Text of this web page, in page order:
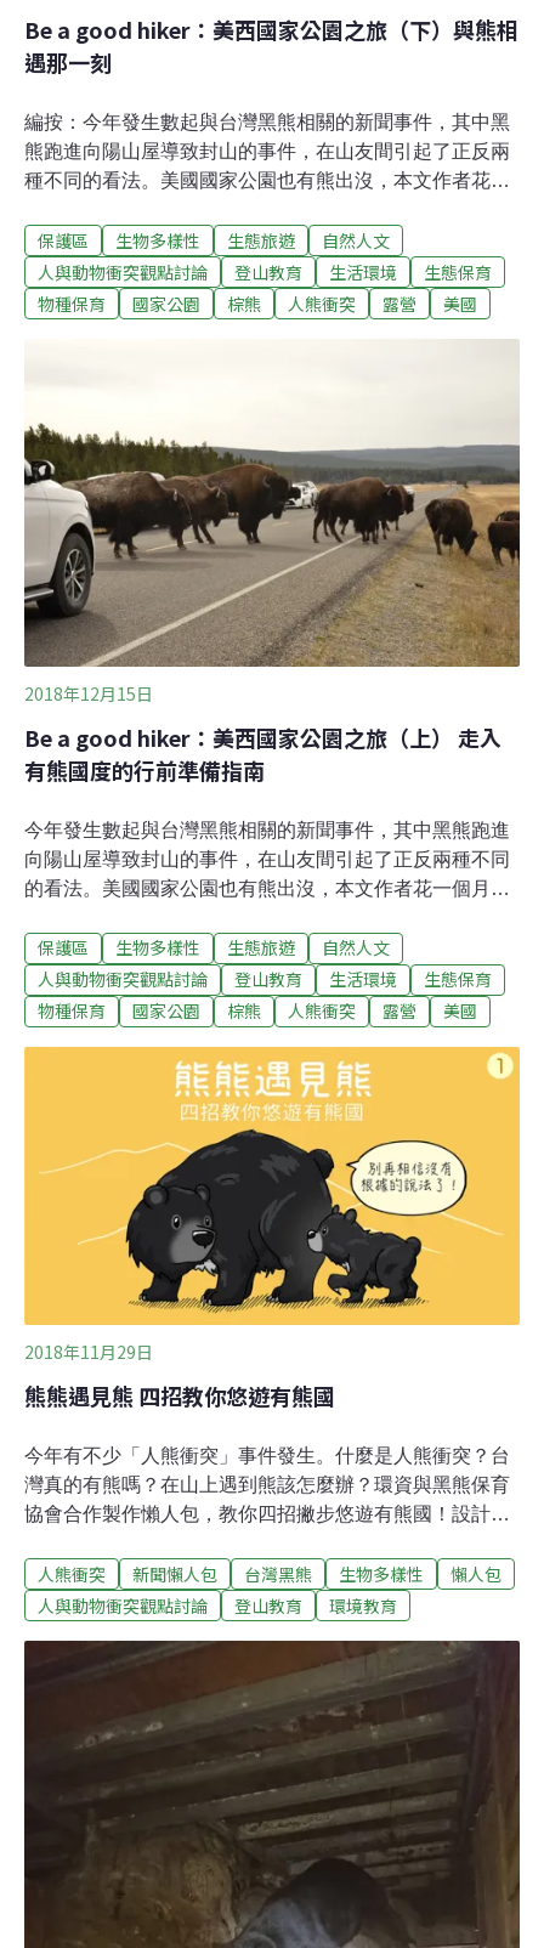
Be a good hiker：美西國家公園之旅（下）與熊相
遇那一刻
編按：今年發生數起與台灣黑熊相關的新聞事件，其中黑
熊跑進向陽山屋導致封山的事件，在山友間引起了正反兩
種不同的看法。美國國家公園也有熊出沒，本文作者花一
家公園的管理規範，以及戶外活動者如何和野生動物和諧
共存。（本篇為下篇，上篇請見）帶人深入自然的步道一
般的大眾路線因爲遊客眾多，為了避免過度踩踏破壞自然
環境，常有「請勿偏離步道（Please Stay Off）」的標
保護區 生物多樣性 生態旅遊
自然人文
人與動物衝突觀點討論
登山教育 生活環境
生態保育
物種保育
國家公園 棕熊 人熊衝突 露營 美國
2018年12月15日
Be a good hiker：美西國家公園之旅（上） 走入
有熊國度的行前準備指南
今年發生數起與台灣黑熊相關的新聞事件，其中黑熊跑進
向陽山屋導致封山的事件，在山友間引起了正反兩種不同
的看法。美國國家公園也有熊出沒，本文作者花一個月遊
管理規範，以及他們的戶外活動者如何和野生動物和諧共
存。這是一趟6400公里的美西公路／健行／露營之旅。幾
個月前，一樣喜歡爬山的男友禁不起誘惑，手刀下訂了超
級優惠的機票，這趟難得的旅程就在訂完飛機票後成行
了。我們的旅程目地是想拜訪美國的國家公園，用健行和
露營的方式，感受保存下來難得一見的野性美。這是一趟
好長好長的路途，我們經過了森林、荒漠、谷地、草原、
火山、高原，由南往北繞了美西一圈，一個月的時間，總
共拜訪了五個國家公園，分別是世界爺及國王峽谷
（Sequoia and Kings Canyon）、大峽谷（Grand
Canyon）、錫安（Zion）、大堤頓（Grand Teton）及黃
保護區 生物多樣性 生態旅遊
自然人文
人與動物衝突觀點討論
登山教育 生活環境
生態保育
物種保育
國家公園 棕熊 人熊衝突 露營 美國
2018年11月29日
熊熊遇見熊 四招教你悠遊有熊國
今年有不少「人熊衝突」事件發生。什麼是人熊衝突？台
灣真的有熊嗎？在山上遇到熊該怎麼辦？環資與黑熊保育
協會合作製作懶人包，教你四招撇步悠遊有熊國！設計／
協會
人熊衝突 新聞懶人包 台灣黑熊 生物多樣性
懶人包
人與動物衝突觀點討論
登山教育 環境教育